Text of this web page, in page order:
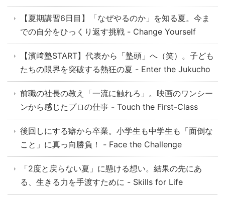
【夏期講習6日目】「なぜやるのか」を知る夏。今ま
での自分をひっくり返す挑戦 - Change Yourself
【濱﨑塾START】代表から「塾頭」へ（笑）。子ども
たちの限界を突破する熱狂の夏 - Enter the Jukucho
前職の社長の教え「一流に触れろ」。映画のワンシー
ンから感じたプロの仕事 - Touch the First-Class
後回しにする癖から卒業。小学生も中学生も「面倒な
こと」に真っ向勝負！ - Face the Challenge
「2度と戻らない夏」に懸ける想い。結果の先にあ
る、生きる力を手渡すために - Skills for Life